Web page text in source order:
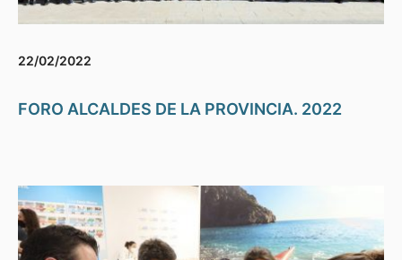
22/02/2022
FORO ALCALDES DE LA PROVINCIA. 2022